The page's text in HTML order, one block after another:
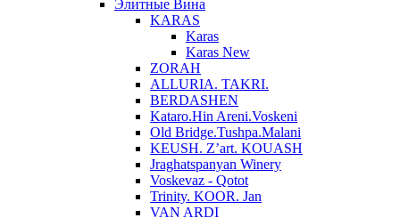
Элитные Вина
KARAS
Karas
Karas New
ZORAH
ALLURIA. TAKRI.
BERDASHEN
Kataro.Hin Areni.Voskeni
Old Bridge.Tushpa.Malani
KEUSH. Z’art. KOUASH
Jraghatspanyan Winery
Voskevaz - Qotot
Trinity. KOOR. Jan
VAN ARDI